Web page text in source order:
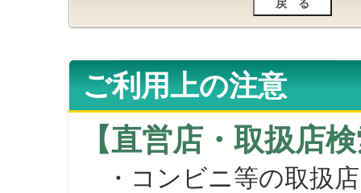
ご利用上の注意
【直営店・取扱店
・コンビニ等の取扱